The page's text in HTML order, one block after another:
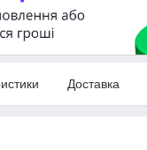
Доставка